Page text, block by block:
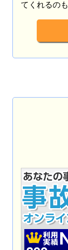
てくれるの